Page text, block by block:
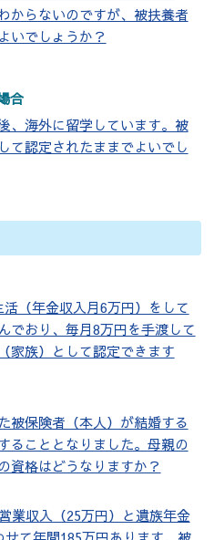
からないのですが、被扶養者
いでしょうか？
合
、海外に留学しています。被
て認定されたままでよいでし
（年金収入月6万円）をして
でおり、毎月8万円を手渡して
家族）として認定できます
被保険者（本人）が結婚する
ることとなりました。母親の
資格はどうなりますか？
業収入（25万円）と遺族年金